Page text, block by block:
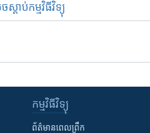
ស្តាប់កម្មវិធីវិទ្យុ
កម្មវិធី​វិទ្យុ
ព័ត៌មាន​ពេល​ព្រឹក